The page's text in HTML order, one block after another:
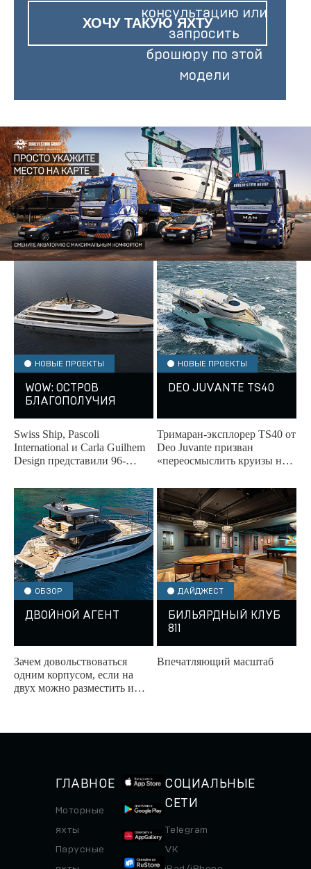
ХОЧУ ТАКУЮ ЯХТУ
консультацию или
запросить
брошюру по этой
модели
НОВЫЕ ПРОЕКТЫ
WOW: ОСТРОВ
БЛАГОПОЛУЧИЯ
Swiss Ship, Pascoli
International и Carla Guilhem
Design представили 96-
переосмысляющую велнес
на воде.
НОВЫЕ ПРОЕКТЫ
DEO JUVANTE TS40
Тримаран-эксплорер TS40 от
Deo Juvante призван
«переосмыслить круизы на
ОБЗОР
ДВОЙНОЙ АГЕНТ
Зачем довольствоваться
одним корпусом, если на
двух можно разместить и
ДАЙДЖЕСТ
БИЛЬЯРДНЫЙ КЛУБ
811
Впечатляющий масштаб
ГЛАВНОЕ
Моторные
яхты
Парусные
СОЦИАЛЬНЫЕ
СЕТИ
Telegram
VK